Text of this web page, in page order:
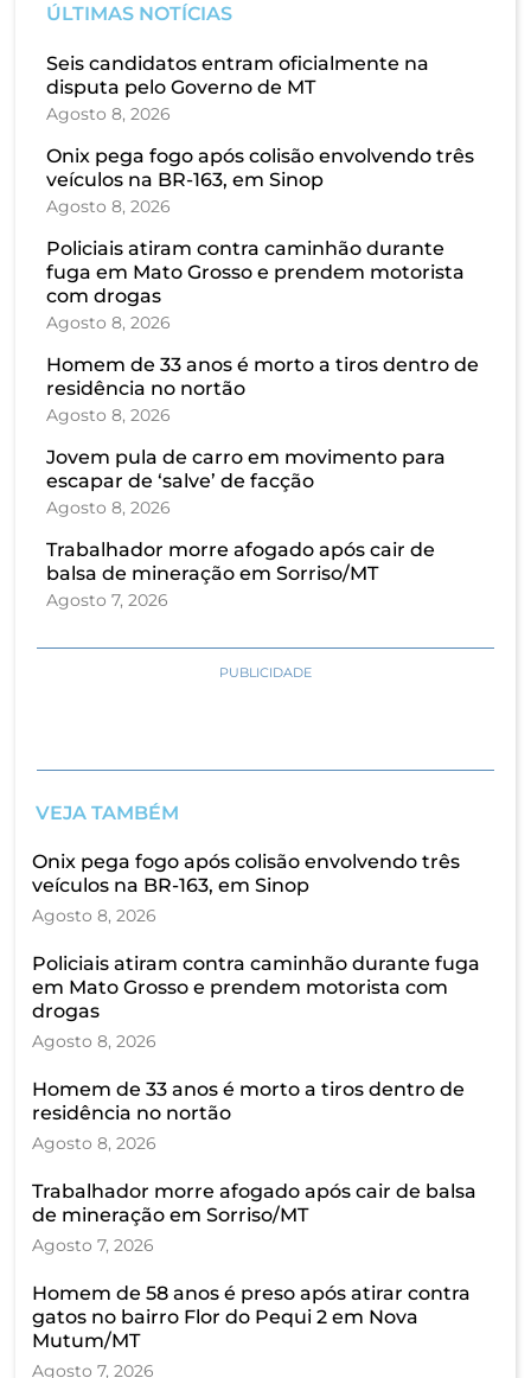
ÚLTIMAS NOTÍCIAS
Seis candidatos entram oficialmente na
disputa pelo Governo de MT
Agosto 8, 2026
Onix pega fogo após colisão envolvendo três
veículos na BR-163, em Sinop
Agosto 8, 2026
Policiais atiram contra caminhão durante
fuga em Mato Grosso e prendem motorista
com drogas
Agosto 8, 2026
Homem de 33 anos é morto a tiros dentro de
residência no nortão
Agosto 8, 2026
Jovem pula de carro em movimento para
escapar de ‘salve’ de facção
Agosto 8, 2026
Trabalhador morre afogado após cair de
balsa de mineração em Sorriso/MT
Agosto 7, 2026
PUBLICIDADE
VEJA TAMBÉM
Onix pega fogo após colisão envolvendo três
veículos na BR-163, em Sinop
Agosto 8, 2026
Policiais atiram contra caminhão durante fuga
em Mato Grosso e prendem motorista com
drogas
Agosto 8, 2026
Homem de 33 anos é morto a tiros dentro de
residência no nortão
Agosto 8, 2026
Trabalhador morre afogado após cair de balsa
de mineração em Sorriso/MT
Agosto 7, 2026
Homem de 58 anos é preso após atirar contra
gatos no bairro Flor do Pequi 2 em Nova
Mutum/MT
Agosto 7, 2026